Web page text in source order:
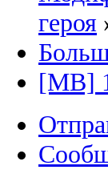
героя
[MB]